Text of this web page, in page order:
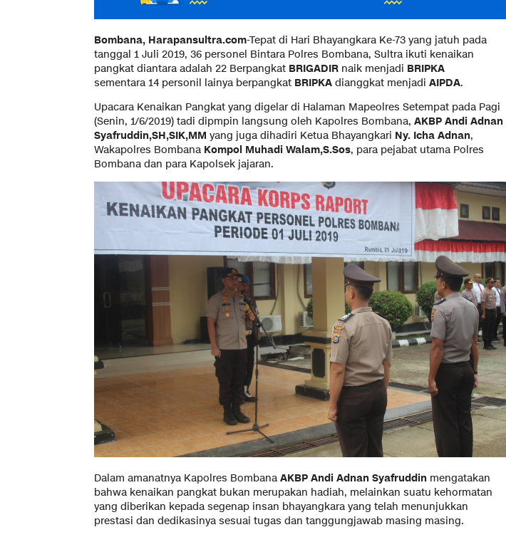
Bombana, Harapansultra.com-Tepat di Hari Bhayangkara Ke-73 yang jatuh pada
tanggal 1 Juli 2019, 36 personel Bintara Polres Bombana, Sultra ikuti kenaikan
pangkat diantara adalah 22 Berpangkat BRIGADIR naik menjadi BRIPKA
sementara 14 personil lainya berpangkat BRIPKA dianggkat menjadi AIPDA.
Upacara Kenaikan Pangkat yang digelar di Halaman Mapeolres Setempat pada Pagi
(Senin, 1/6/2019) tadi dipmpin langsung oleh Kapolres Bombana, AKBP Andi Adnan
Syafruddin,SH,SIK,MM yang juga dihadiri Ketua Bhayangkari Ny. Icha Adnan,
Wakapolres Bombana Kompol Muhadi Walam,S.Sos, para pejabat utama Polres
Bombana dan para Kapolsek jajaran.
Dalam amanatnya Kapolres Bombana AKBP Andi Adnan Syafruddin mengatakan
bahwa kenaikan pangkat bukan merupakan hadiah, melainkan suatu kehormatan
yang diberikan kepada segenap insan bhayangkara yang telah menunjukkan
prestasi dan dedikasinya sesuai tugas dan tanggungjawab masing masing.